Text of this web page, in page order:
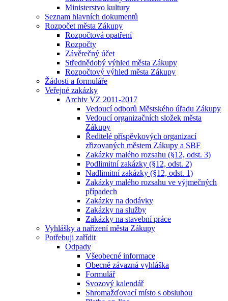
Ministerstvo kultury
Seznam hlavních dokumentů
Rozpočet města Zákupy
Rozpočtová opatření
Rozpočty
Závěrečný účet
Střednědobý výhled města Zákupy
Rozpočtový výhled města Zákupy
Žádosti a formuláře
Veřejné zakázky
Archiv VZ 2011-2017
Vedoucí odborů Městského úřadu Zákupy
Vedoucí organizačních složek města
Zákupy
Ředitelé příspěvkových organizací
zřizovaných městem Zákupy a SBF
Zakázky malého rozsahu (§12, odst. 3)
Podlimitní zakázky (§12, odst. 2)
Nadlimitní zakázky (§12, odst. 1)
Zakázky malého rozsahu ve výjmečných
případech
Zakázky na dodávky
Zakázky na služby
Zakázky na stavební práce
Vyhlášky a nařízení města Zákupy
Potřebuji zařídit
Odpady
Všeobecné informace
Obecně závazná vyhláška
Formulář
Svozový kalendář
Shromažďovací místo s obsluhou